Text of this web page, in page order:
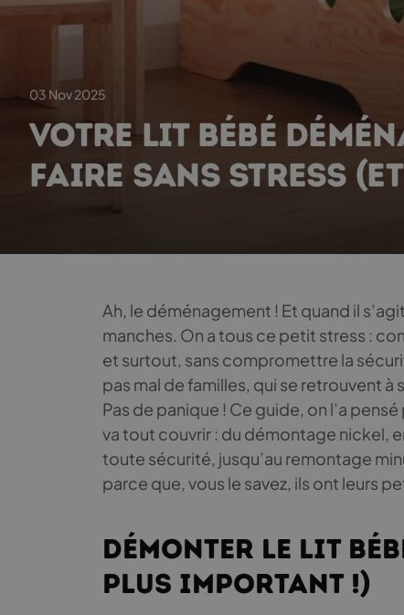
03 Nov 2025
VOTRE LIT BÉBÉ
FAIRE SANS STRESS
Ah, le déménagement ! Et quand il
manches. On a tous ce petit stress :
et surtout, sans compromettre la
pas mal de familles, qui se retrouvent
Pas de panique ! Ce guide, on l’a
va tout couvrir : du démontage nickel,
toute sécurité, jusqu’au remontage
parce que, vous le savez, ils ont leurs
Démonter le lit
plus important !)